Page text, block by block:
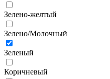
Зелено-желтый
Зелено/Молочный
Зеленый
Коричневый